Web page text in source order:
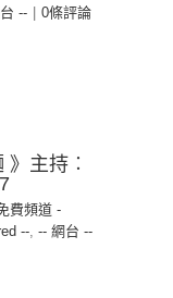
-- 0條評論
》主持︰
費頻道 -
--, -- 網台 --